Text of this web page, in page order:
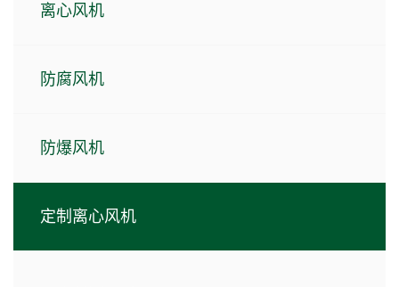
离心风机
防腐风机
防爆风机
定制离心风机